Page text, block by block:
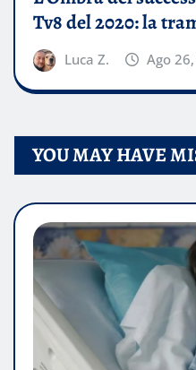
Tv8 del 2020: la
Luca Z. Ago
YOU MAY HAVE